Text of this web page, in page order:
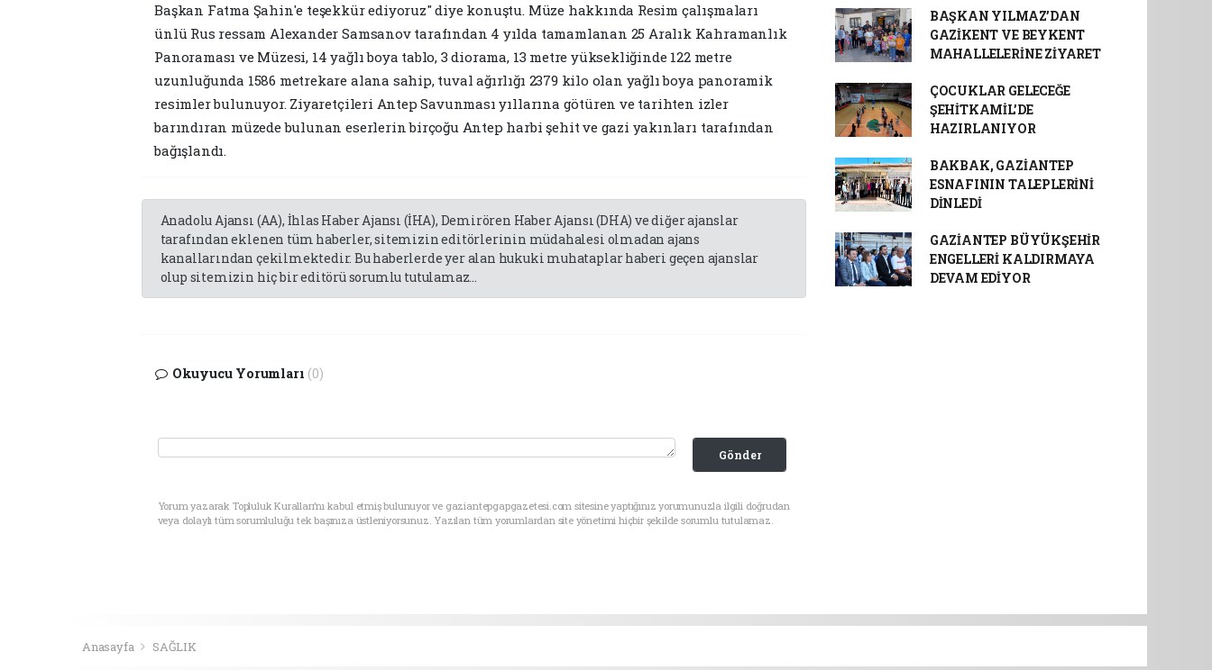
Başkan Fatma Şahin'e teşekkür ediyoruz" diye konuştu. Müze hakkında Resim çalışmaları
ünlü Rus ressam Alexander Samsanov tarafından 4 yılda tamamlanan 25 Aralık Kahramanlık
Panoraması ve Müzesi, 14 yağlı boya tablo, 3 diorama, 13 metre yüksekliğinde 122 metre
uzunluğunda 1586 metrekare alana sahip, tuval ağırlığı 2379 kilo olan yağlı boya panoramik
resimler bulunuyor. Ziyaretçileri Antep Savunması yıllarına götüren ve tarihten izler
barındıran müzede bulunan eserlerin birçoğu Antep harbi şehit ve gazi yakınları tarafından
bağışlandı.
Anadolu Ajansı (AA), İhlas Haber Ajansı (İHA), Demirören Haber Ajansı (DHA) ve diğer ajanslar
tarafından eklenen tüm haberler, sitemizin editörlerinin müdahalesi olmadan ajans
kanallarından çekilmektedir. Bu haberlerde yer alan hukuki muhataplar haberi geçen ajanslar
olup sitemizin hiç bir editörü sorumlu tutulamaz...
Okuyucu Yorumları (0)
Gönder
Yorum yazarak Topluluk Kuralları’nı kabul etmiş bulunuyor ve gaziantepgapgazetesi.com sitesine yaptığınız yorumunuzla ilgili doğrudan
veya dolaylı tüm sorumluluğu tek başınıza üstleniyorsunuz. Yazılan tüm yorumlardan site yönetimi hiçbir şekilde sorumlu tutulamaz.
BAŞKAN YILMAZ’DAN
GAZİKENT VE BEYKENT
MAHALLELERİNE ZİYARET
ÇOCUKLAR GELECEĞE
ŞEHİTKAMİL’DE
HAZIRLANIYOR
BAKBAK, GAZİANTEP
ESNAFININ TALEPLERİNİ
DİNLEDİ
GAZİANTEP BÜYÜKŞEHİR
ENGELLERİ KALDIRMAYA
DEVAM EDİYOR
Anasayfa SAĞLIK